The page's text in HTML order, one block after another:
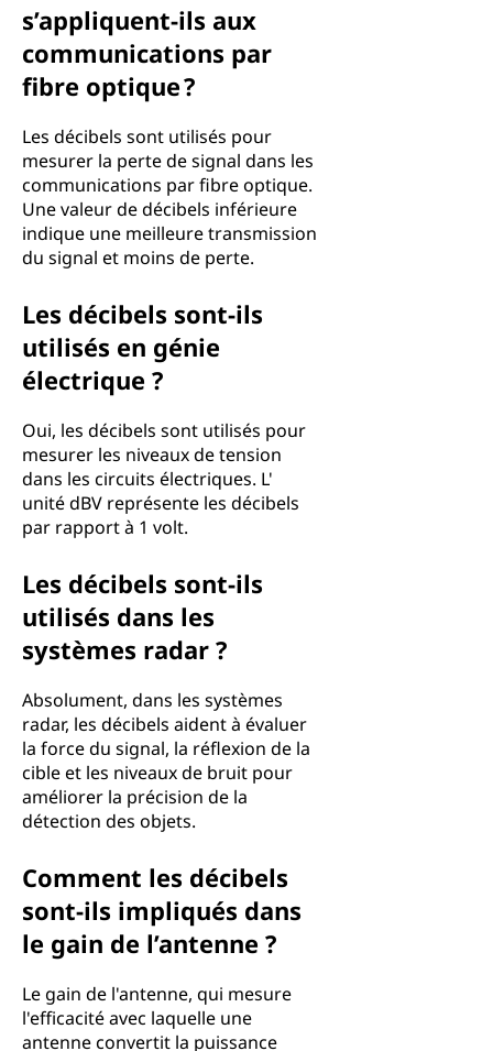
s’appliquent-ils aux
communications par
fibre optique ?
Les décibels sont utilisés pour
mesurer la perte de signal dans les
communications par fibre optique.
Une valeur de décibels inférieure
indique une meilleure transmission
du signal et moins de perte.
Les décibels sont-ils
utilisés en génie
électrique ?
Oui, les décibels sont utilisés pour
mesurer les niveaux de tension
dans les circuits électriques. L'
unité dBV représente les décibels
par rapport à 1 volt.
Les décibels sont-ils
utilisés dans les
systèmes radar ?
Absolument, dans les systèmes
radar, les décibels aident à évaluer
la force du signal, la réflexion de la
cible et les niveaux de bruit pour
améliorer la précision de la
détection des objets.
Comment les décibels
sont-ils impliqués dans
le gain de l’antenne ?
Le gain de l'antenne, qui mesure
l'efficacité avec laquelle une
antenne convertit la puissance